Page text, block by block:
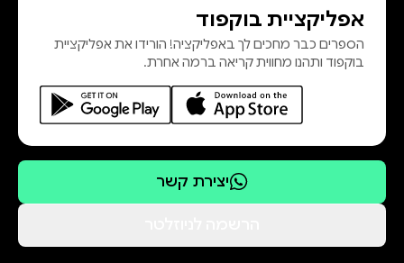
חוזרת – על שירי הילדים של אלתרמן
(2005) • הֵלך ומלך – אלתרמן: בוהמיאן
ומשורר לאומי (2010) • רוצי, נוצה –
אלתרמן ב
אפליקציית בוקפוד
הספרים כבר מחכים לך באפליקציה! הורידו את אפליקציית
בוקפוד ותהנו מחווית קריאה ברמה אחרת.
יצירת קשר